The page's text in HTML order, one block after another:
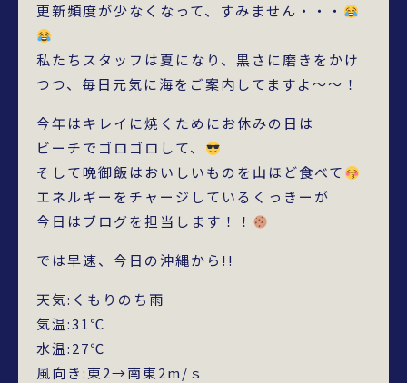
更新頻度が少なくなって、すみません・・・
私たちスタッフは夏になり、黒さに磨きをかけ
つつ、毎日元気に海をご案内してますよ～～！
今年はキレイに焼くためにお休みの日は
ビーチでゴロゴロして、
そして晩御飯はおいしいものを山ほど食べて
エネルギーをチャージしているくっきーが
今日はブログを担当します！！
では早速、今日の沖縄から!!
天気:くもりのち雨
気温:31℃
水温:27℃
風向き:東2→南東2m/ｓ